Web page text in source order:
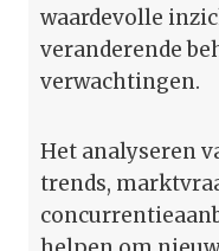
waardevolle
veranderende
verwachtingen.
Het analyseren
trends,